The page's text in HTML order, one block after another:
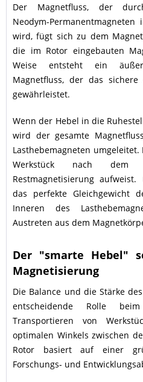
Der Magnetfluss, der
Neodym-
wird, fügt sich zu dem
die im Rotor eingebauten
Weise entsteht ein
Magnetfluss, der das sichere
gewährleistet.
Wenn der Hebel in die
wird der gesamte
Lasthebemagneten
Werkstück nach dem
Restmagnetisierung
das perfekte Gleichgewicht
Inneren des
Austreten aus dem
Der "smarte Hebel"
Magnetisierung
Die Balance und die Stärke
entscheidende Rolle
Transportieren von
optimalen Winkels zwischen
Rotor basiert auf einer
Forschungs- und